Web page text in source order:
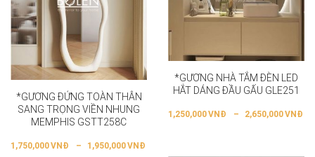
*GƯƠNG ĐỨNG TOÀN THÂN
SANG TRỌNG VIỀN NHUNG
MEMPHIS GSTT258C
1,750,000VNĐ – 1,950,000VNĐ
*GƯƠNG NHÀ TẮM ĐÈN LED
HẮT DÁNG ĐẦU GẤU GLE251
1,250,000VNĐ – 2,650,000VNĐ